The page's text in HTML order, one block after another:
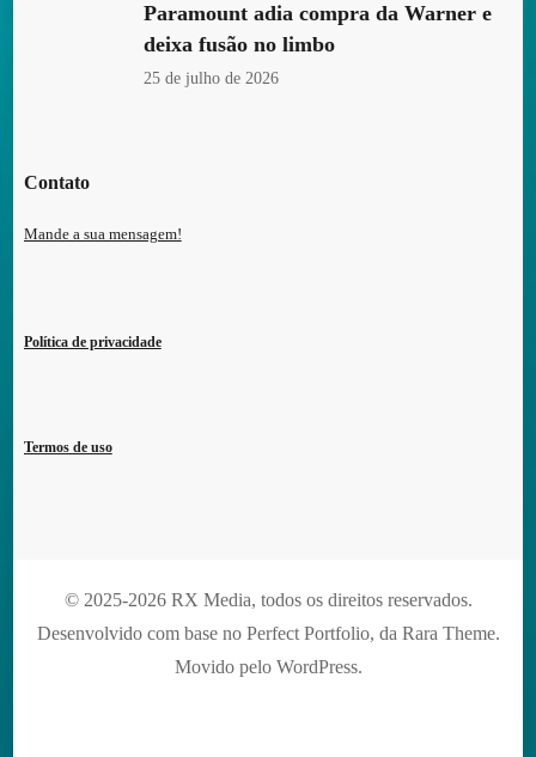
Paramount adia compra da Warner e
deixa fusão no limbo
25 de julho de 2026
Contato
Mande a sua mensagem!
Política de privacidade
Termos de uso
© 2025-2026 RX Media, todos os direitos reservados.
Desenvolvido com base no Perfect Portfolio, da Rara Theme.
Movido pelo WordPress.